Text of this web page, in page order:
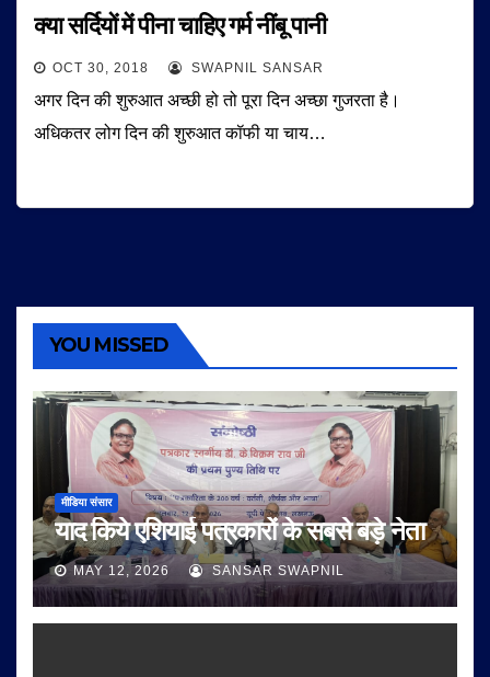
क्या सर्दियों में पीना चाहिए गर्म नींबू पानी
OCT 30, 2018 SWAPNIL SANSAR
अगर दिन की शुरुआत अच्छी हो तो पूरा दिन अच्छा गुजरता है।
अधिकतर लोग दिन की शुरुआत कॉफी या चाय…
YOU MISSED
मीडिया संसार
याद किये एशियाई पत्रकारों के सबसे बड़े नेता
MAY 12, 2026 SANSAR SWAPNIL